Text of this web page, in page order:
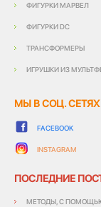
ФИГУРКИ МАРВЕЛ
ФИГУРКИ DC
ТРАНСФОРМЕРЫ
ИГРУШКИ ИЗ
МЫ В СОЦ. СЕТЯХ
FACEBOOK
INSTAGRAM
ПОСЛЕДНИЕ
МЕТОДЫ, С